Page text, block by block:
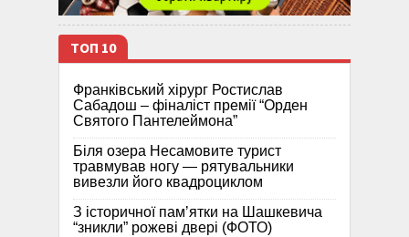
ТОП 10
Франківський хірург Ростислав
Сабадош – фіналіст премії “Орден
Святого Пантелеймона”
Біля озера Несамовите турист
травмував ногу — рятувальники
вивезли його квадроциклом
З історичної памʼятки на Шашкевича
“зникли” рожеві двері (ФОТО)